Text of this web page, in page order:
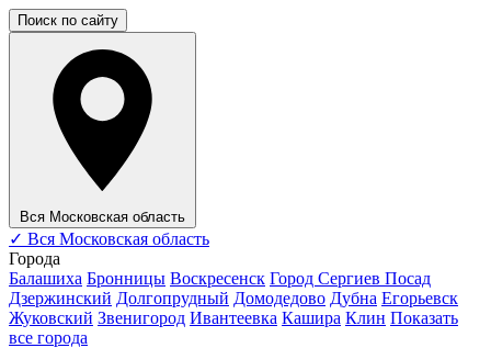
Поиск по сайту
Вся Московская область
✓ Вся Московская область
Города
Балашиха Бронницы Воскресенск Город Сергиев Посад
Дзержинский Долгопрудный Домодедово Дубна Егорьевск
Жуковский Звенигород Ивантеевка Кашира Клин Показать
все города